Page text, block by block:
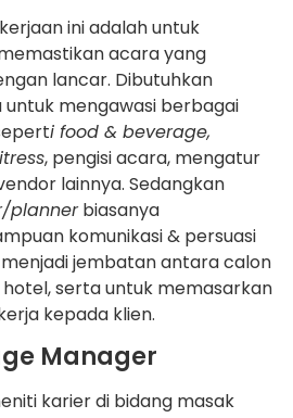
ini adalah untuk
acara yang
lancar. Dibutuhkan
mengawasi berbagai
i food & beverage,
, pengisi acara, mengatur
lainnya. Sedangkan
plannerbiasanya
komunikasi & persuasi
jembatan antara calon
serta untuk memasarkan
kepada klien.
Manager
karier di bidang masak